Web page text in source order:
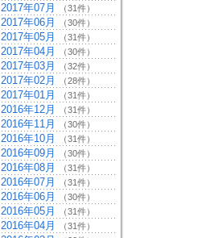
2017年07月 （31件）
2017年06月 （30件）
2017年05月 （31件）
2017年04月 （30件）
2017年03月 （32件）
2017年02月 （28件）
2017年01月 （31件）
2016年12月 （31件）
2016年11月 （30件）
2016年10月 （31件）
2016年09月 （30件）
2016年08月 （31件）
2016年07月 （31件）
2016年06月 （30件）
2016年05月 （31件）
2016年04月 （31件）